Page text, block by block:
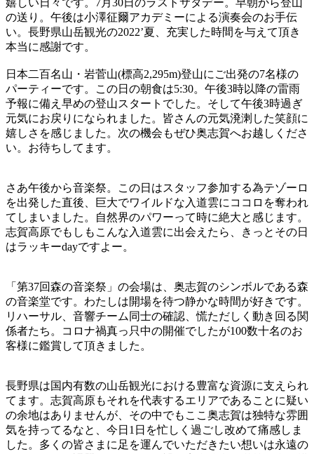
の送り。午後は小澤征爾アカデミーによる演奏会のお手伝
い。長野県山岳観光の2022’夏、充実した時間を与えて頂き
本当に感謝です。
日本二百名山・岩菅山(標高2,295m)登山にご出発の7名様の
パーティーです。この日の朝食は5:30。午後3時以降の雷雨
予報に備え早めの登山スタートでした。そして午後3時過ぎ
元気にお戻りになられました。皆さんの元気溌溂した笑顔に
嬉しさを感じました。次の機会もぜひ奥志賀へお越しくださ
い。お待ちしてます。
さあ午後から音楽祭。この日はスタッフ参加する為テゾーロ
を出発した直後、巨大でワイルドな入道雲にココロを奪われ
てしまいました。自然界のパワーって時に絶大と感じます。
志賀高原でもしもこんな入道雲に出会えたら、きっとその日
はラッキーdayですよー。
「第37回森の音楽祭」の会場は、奥志賀のシンボルである森
の音楽堂です。わたしは開場を待つ静かな時間が好きです。
リハーサル、音響チーム同士の確認、慌ただしく動き回る関
係者たち。コロナ禍真っ只中の開催でしたが100数十名のお
客様に鑑賞して頂きました。
長野県は国内有数の山岳観光における豊富な資源に支えられ
てます。志賀高原もそれを代表するエリアであることに疑い
の余地はありませんが、その中でもここ奥志賀は独特な雰囲
気を持ってるなと、今日1日を忙しく過ごし改めて痛感しま
した。多くの皆さまに足を運んでいただきたい想いは永遠の